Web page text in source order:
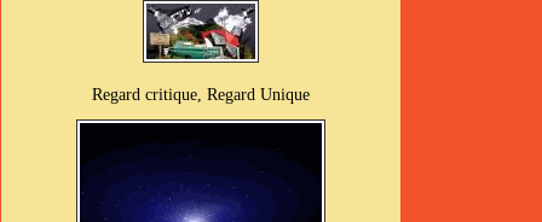
Regard critique, Regard Unique